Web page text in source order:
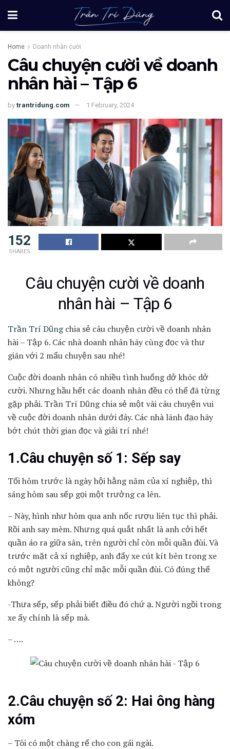
Home Doanh nhân cười
Câu chuyện cười về doanh
nhân hài – Tập 6
by trantridung.com 1 February, 2024
152
SHARES
Câu chuyện cười về doanh
nhân hài – Tập 6
Trần Trí Dũngchia sẻ câu chuyện cười về doanh nhân
hài – Tập 6. Các nhà doanh nhân hãy cùng đọc và thư
giãn với 2 mẩu chuyện sau nhé!
Cuộc đời doanh nhân có nhiều tình huống dở khóc dở
cười. Nhưng hầu hết các doanh nhân đều có thể đã từng
gặp phải. Trần Trí Dũng chia sẻ một vài câu chuyện vui
về cuộc đời doanh nhân dưới đây. Các nhà lãnh đạo hãy
bớt chút thời gian đọc và giải trí nhé!
1.Câu chuyện số 1: Sếp say
Tối hôm trước là ngày hội hằng năm của xí nghiệp, thì
sáng hôm sau sếp gọi một trưởng ca lên.
– Này, hình như hôm qua anh nốc rượu liên tục thì phải.
Rồi anh say mèm. Nhưng quá quắt nhất là anh cởi hết
quần áo ra giữa sân, trên người chỉ còn mỗi quần đùi. Và
trước mặt cả xí nghiệp, anh đẩy xe cút kít bên trong xe
có một người cũng chỉ mặc mỗi quần đùi. Có đúng thế
không?
-Thưa sếp, sếp phải biết điều đó chứ ạ. Người ngồi trong
xe ấy chính là sếp mà.
– ….
2.Câu chuyện số 2: Hai ông hàng
xóm
– Tôi có một chàng rể cho con gái ngài.